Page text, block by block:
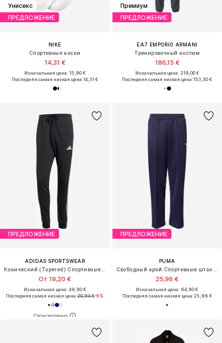
Унисекс
ПРЕДЛОЖЕНИЕ
NIKE
Спортивные носки
14,31 €
Изначальная цена: 15,90 €
Последняя самая низкая цена:14,31 €
Премиум
ПРЕДЛОЖЕНИЕ
EA7 EMPORIO ARMANI
Тренировочный костюм
186,15 €
Изначальная цена: 219,00 €
Последняя самая низкая цена:153,30 €
ПРЕДЛОЖЕНИЕ
ADIDAS SPORTSWEAR
От 19,20 €
Изначальная цена: 49,90 €
Последняя самая низкая цена:20,93 €-8%
ПРЕДЛОЖЕНИЕ
PUMA
25,96 €
Изначальная цена: 64,90 €
Последняя самая низкая цена:25,96 €